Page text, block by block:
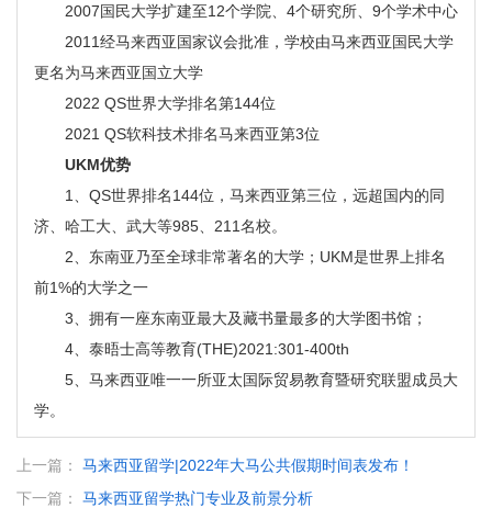
2007国民大学扩建至12个学院、4个研究所、9个学术中心
2011经马来西亚国家议会批准，学校由马来西亚国民大学
更名为马来西亚国立大学
2022 QS世界大学排名第144位
2021 QS软科技术排名马来西亚第3位
UKM优势
1、QS世界排名144位，马来西亚第三位，远超国内的同
济、哈工大、武大等985、211名校。
2、东南亚乃至全球非常著名的大学；UKM是世界上排名
前1%的大学之一
3、拥有一座东南亚最大及藏书量最多的大学图书馆；
4、泰晤士高等教育(THE)2021:301-400th
5、马来西亚唯一一所亚太国际贸易教育暨研究联盟成员大
学。
上一篇：
马来西亚留学|2022年大马公共假期时间表发布！
下一篇：
马来西亚留学热门专业及前景分析